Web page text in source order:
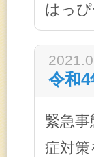
はっ
令和
緊急
症対